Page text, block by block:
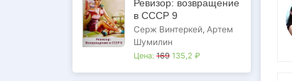
Ревизор: возвращение
в СССР 9
Серж Винтеркей, Артем
Шумилин
Цена: 169 135,2 ₽